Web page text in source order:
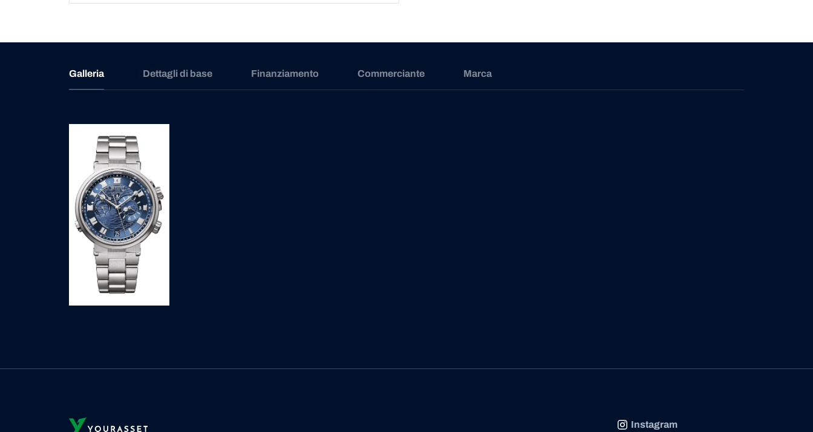
Galleria Dettagli di base Finanziamento Commerciante Marca
Instagram